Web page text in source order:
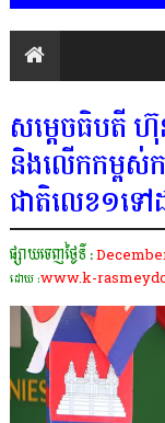
សម្តេចធិបតី
និងលើកកម្ពស់
ជាតិលេខ១ទៅ
ផ្សាយចេញថ្ងៃទី :
ដោយ :www.k-